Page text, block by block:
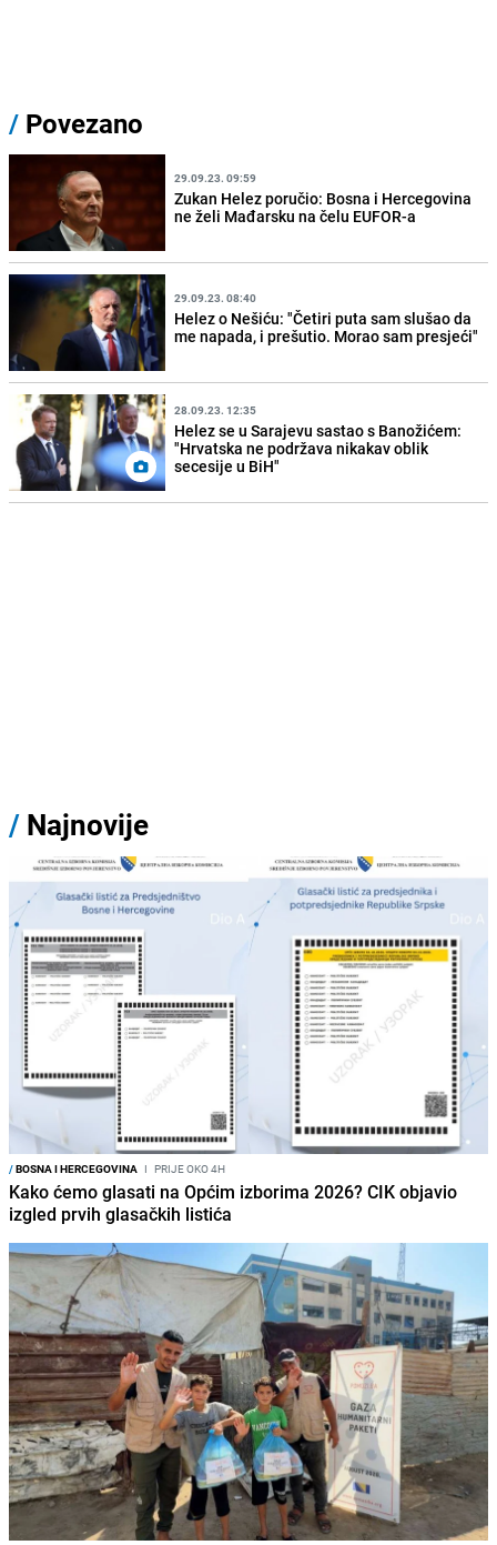
/ Povezano
29.09.23. 09:59
Zukan Helez poručio: Bosna i Hercegovina
ne želi Mađarsku na čelu EUFOR-a
29.09.23. 08:40
Helez o Nešiću: "Četiri puta sam slušao da
me napada, i prešutio. Morao sam presjeći"
28.09.23. 12:35
Helez se u Sarajevu sastao s Banožićem:
"Hrvatska ne podržava nikakav oblik
secesije u BiH"
/ Najnovije
/BOSNA I HERCEGOVINA I PRIJE OKO 4H
Kako ćemo glasati na Općim izborima 2026? CIK objavio
izgled prvih glasačkih listića